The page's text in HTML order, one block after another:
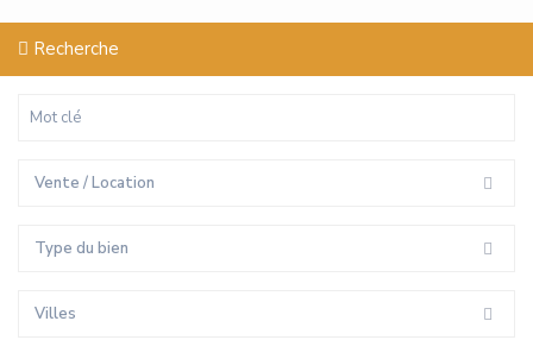
Recherche
Vente / Location
Type du bien
Villes